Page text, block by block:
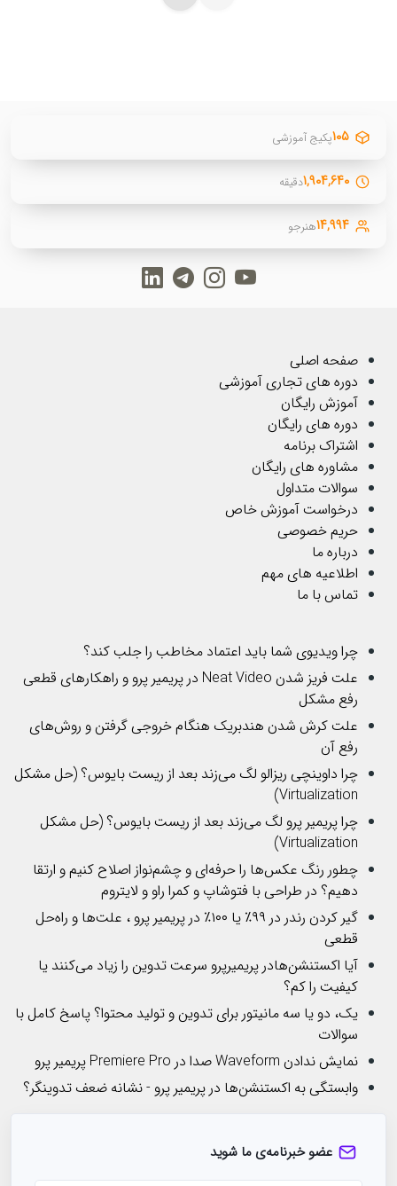
۱۰۵پکیج آموزشی
۱,۹۰۴,۶۴۰دقیقه
۱۴,۹۹۴هنرجو
صفحه اصلی
دوره های تجاری آموزشی
آموزش رایگان
دوره های رایگان
اشتراک برنامه
مشاوره های رایگان
سوالات متداول
درخواست آموزش خاص
حریم خصوصی
درباره ما
اطلاعیه های مهم
تماس با ما
چرا ویدیوی شما باید اعتماد مخاطب را جلب کند؟
علت فریز شدن Neat Video در پریمیر پرو و راهکارهای قطعی
رفع مشکل
علت کرش شدن هندبریک هنگام خروجی گرفتن و روش‌های
رفع آن
چرا داوینچی ریزالو لگ می‌زند بعد از ریست بایوس؟ (حل مشکل
Virtualization)
چرا پریمیر پرو لگ می‌زند بعد از ریست بایوس؟ (حل مشکل
Virtualization)
چطور رنگ عکس‌ها را حرفه‌ای و چشم‌نواز اصلاح کنیم و ارتقا
دهیم؟ در طراحی با فتوشاپ و کمرا راو و لایتروم
گیر کردن رندر در ۹۹٪ یا ۱۰۰٪ در پریمیر پرو ، علت‌ها و راه‌حل
قطعی
آیا اکستنشن‌هادر پریمیرپرو سرعت تدوین را زیاد می‌کنند یا
کیفیت را کم؟
یک، دو یا سه مانیتور برای تدوین و تولید محتوا؟ پاسخ کامل با
سوالات
نمایش ندادن Waveform صدا در Premiere Pro پریمیر پرو
وابستگی به اکستنشن‌ها در پریمیر پرو - نشانه ضعف تدوینگر؟
عضو خبرنامه‌ی ما شوید